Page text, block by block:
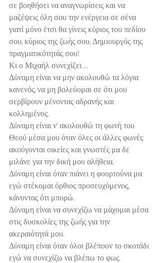
σε βοηθήσει να αναγνωρίσεις και να
μαζέψεις όλη σου την ενέργεια σε σένα
γιατί μόνο έτσι θα γίνεις κύριος του πεδίου
σου, κύριος της ζωής σου, Δημιουργός της
πραγματικότητάς σου!
Κι ο Μιχαήλ συνεχίζει …
Δύναμη είναι να μην ακολουθώ τα λόγια
κανενός, να μη βολεύομαι σε ότι μου
σερβίρουν μένοντας αδρανής και
κολλημένος.
Δύναμη είναι ν’ ακολουθώ τη φωνή του
Θεού μέσα μου όταν όλες οι άλλες φωνές
ακούγονται οικείες και γνωστές μα δε
μιλάνε για την δική μου αλήθεια.
Δύναμη είναι όταν πιάνει η φουρτούνα μα
εγώ στέκομαι όρθιος προσευχόμενος,
κάνοντας ότι μπορώ.
Δύναμη είναι να συνεχίζω να μάχομαι μέσα
στις δυσκολίες της ζωής για την
ακεραιότητά μου.
Δύναμη είναι όταν όλοι βλέπουν το σκοτάδι
εγώ να συνεχίζω να βλέπω το φως.